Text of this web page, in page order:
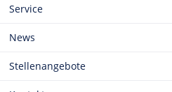
Service
News
Stellenangebote